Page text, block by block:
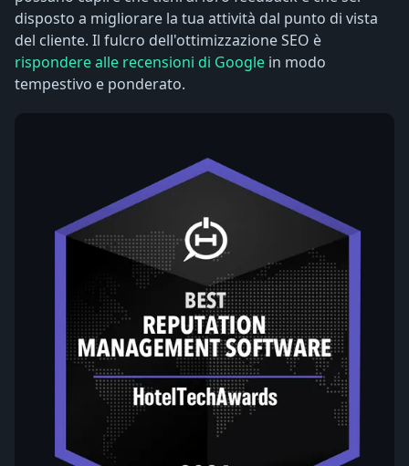
disposto a migliorare la tua attività dal punto di vista
del cliente. Il fulcro dell'ottimizzazione SEO è
rispondere alle recensioni di Google in modo
tempestivo e ponderato.